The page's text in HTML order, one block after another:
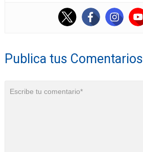
Publica tus Comentarios